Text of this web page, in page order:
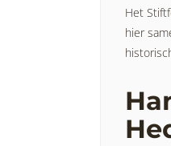
Het
hier